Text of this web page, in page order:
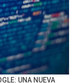
UNA NUEVA